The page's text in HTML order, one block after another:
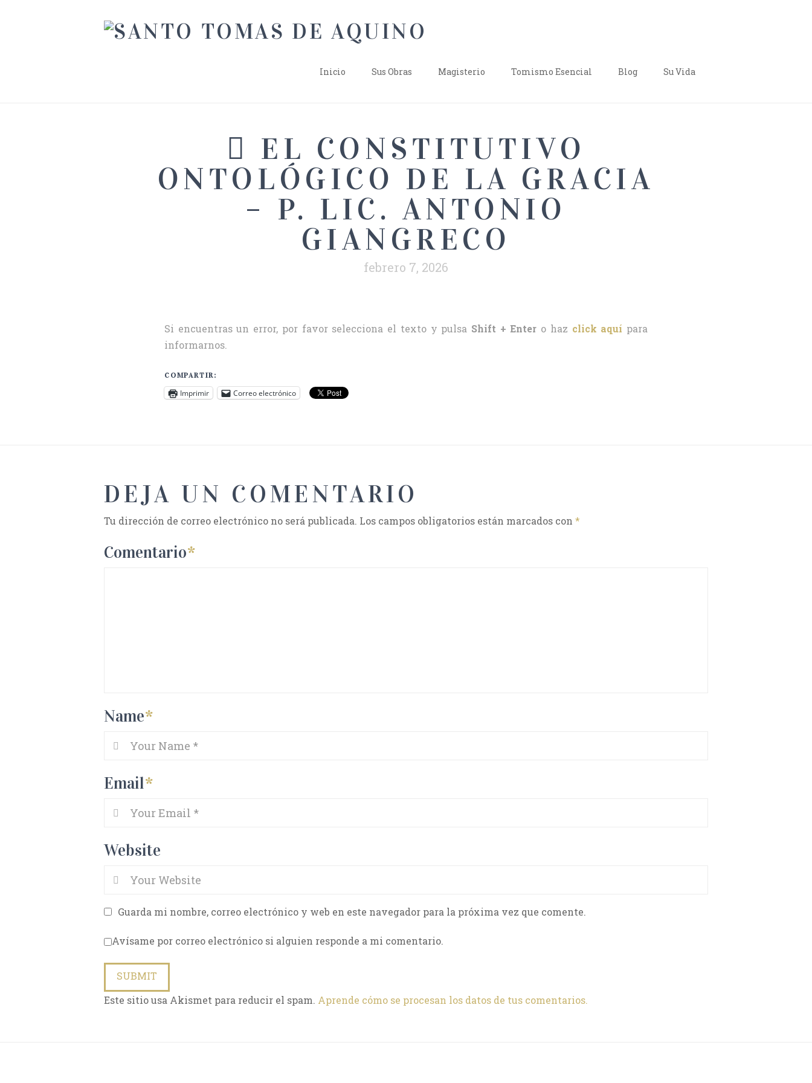
Inicio Sus Obras Magisterio Tomismo Esencial Blog Su Vida
EL CONSTITUTIVO
ONTOLÓGICO DE LA GRACIA
– P. LIC. ANTONIO
GIANGRECO
febrero 7, 2026
Si encuentras un error, por favor selecciona el texto y pulsa Shift + Enter o haz click aquí para
informarnos.
COMPARTIR:
Imprimir Correo electrónico
DEJA UN COMENTARIO
Tu dirección de correo electrónico no será publicada. Los campos obligatorios están marcados con *
Comentario*
Name*
Email*
Website
Guarda mi nombre, correo electrónico y web en este navegador para la próxima vez que comente.
Avísame por correo electrónico si alguien responde a mi comentario.
Este sitio usa Akismet para reducir el spam. Aprende cómo se procesan los datos de tus comentarios.